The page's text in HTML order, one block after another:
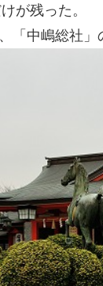
が残った。
「中嶋総社